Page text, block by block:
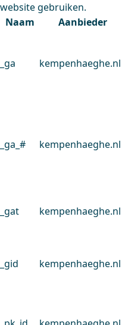
website gebruiken.
Naam
Aanbieder
_ga kempenhaeghe.nl
_ga_# kempenhaeghe.nl
_gat kempenhaeghe.nl
_gid kempenhaeghe.nl